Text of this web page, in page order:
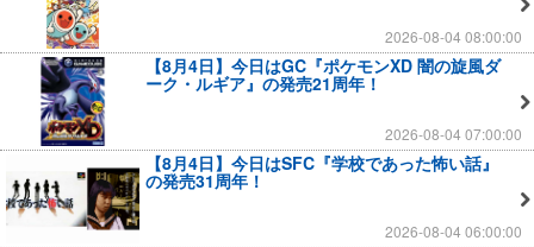
2026-08-04 08:00:00
【8月4日】今日はGC『ポケモンXD 闇の旋風ダ
ーク・ルギア』の発売21周年！
2026-08-04 07:00:00
【8月4日】今日はSFC『学校であった怖い話』
の発売31周年！
2026-08-04 06:00:00